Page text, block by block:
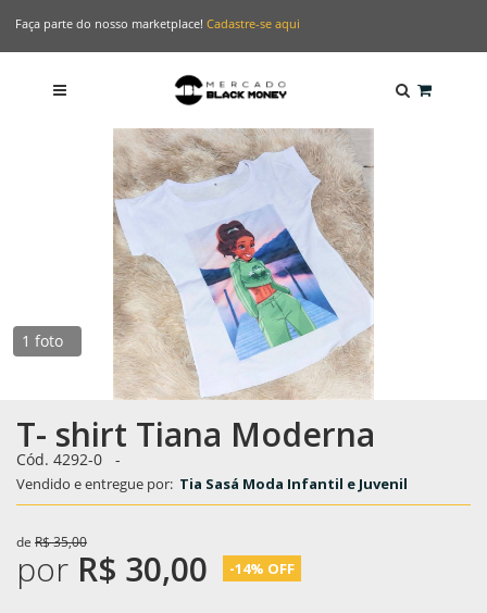
Faça parte do nosso marketplace! Cadastre-se aqui
1 foto
T- shirt Tiana Moderna
Cód. 4292-0 -
Vendido e entregue por: Tia Sasá Moda Infantil e Juvenil
de R$ 35,00
por R$ 30,00 -14% OFF